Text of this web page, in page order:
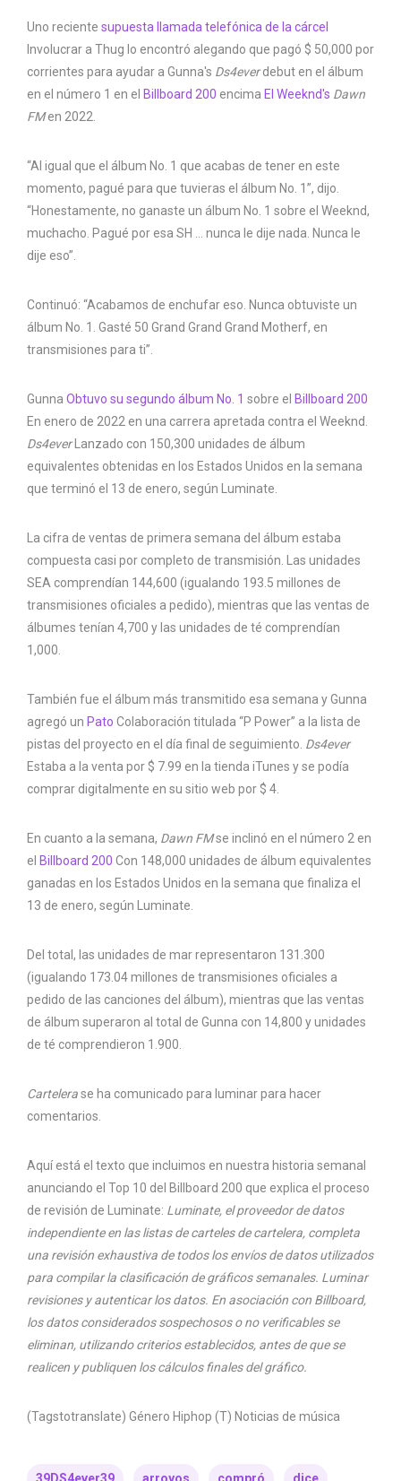
Uno reciente supuesta llamada telefónica de la cárcel
Involucrar a Thug lo encontró alegando que pagó $ 50,000 por
corrientes para ayudar a Gunna's Ds4everdebut en el álbum
en el número 1 en el Billboard 200 encima El Weeknd's Dawn
FMen 2022.
“Al igual que el álbum No. 1 que acabas de tener en este
momento, pagué para que tuvieras el álbum No. 1”, dijo.
“Honestamente, no ganaste un álbum No. 1 sobre el Weeknd,
muchacho. Pagué por esa SH … nunca le dije nada. Nunca le
dije eso”.
Continuó: “Acabamos de enchufar eso. Nunca obtuviste un
álbum No. 1. Gasté 50 Grand Grand Grand Motherf, en
transmisiones para ti”.
Gunna Obtuvo su segundo álbum No. 1 sobre el Billboard 200
En enero de 2022 en una carrera apretada contra el Weeknd.
Ds4everLanzado con 150,300 unidades de álbum
equivalentes obtenidas en los Estados Unidos en la semana
que terminó el 13 de enero, según Luminate.
La cifra de ventas de primera semana del álbum estaba
compuesta casi por completo de transmisión. Las unidades
SEA comprendían 144,600 (igualando 193.5 millones de
transmisiones oficiales a pedido), mientras que las ventas de
álbumes tenían 4,700 y las unidades de té comprendían
1,000.
También fue el álbum más transmitido esa semana y Gunna
agregó un Pato Colaboración titulada “P Power” a la lista de
pistas del proyecto en el día final de seguimiento. Ds4ever
Estaba a la venta por $ 7.99 en la tienda iTunes y se podía
comprar digitalmente en su sitio web por $ 4.
En cuanto a la semana, Dawn FMse inclinó en el número 2 en
el Billboard 200 Con 148,000 unidades de álbum equivalentes
ganadas en los Estados Unidos en la semana que finaliza el
13 de enero, según Luminate.
Del total, las unidades de mar representaron 131.300
(igualando 173.04 millones de transmisiones oficiales a
pedido de las canciones del álbum), mientras que las ventas
de álbum superaron al total de Gunna con 14,800 y unidades
de té comprendieron 1.900.
Cartelerase ha comunicado para luminar para hacer
comentarios.
Aquí está el texto que incluimos en nuestra historia semanal
anunciando el Top 10 del Billboard 200 que explica el proceso
de revisión de Luminate: Luminate, el proveedor de datos
independiente en las listas de carteles de cartelera, completa
una revisión exhaustiva de todos los envíos de datos utilizados
para compilar la clasificación de gráficos semanales. Luminar
revisiones y autenticar los datos. En asociación con Billboard,
los datos considerados sospechosos o no verificables se
eliminan, utilizando criterios establecidos, antes de que se
realicen y publiquen los cálculos finales del gráfico.
(Tagstotranslate) Género Hiphop (T) Noticias de música
39DS4ever39 arroyos compró dice